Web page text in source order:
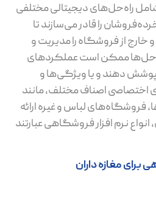
راه‌حل‌های دیجیتالی مختلفی
را قادر می‌سازند تا
از فروشگاه را مدیریت و
ممکن است عملکردهای
دهند و یا ویژگی‌ها و
اختصاصی اصناف مختلف، مانند
فروشگاه‌های لباس و غیره ارائه
نرم افزار فروشگاهی عبارتند
برای مغازه داران